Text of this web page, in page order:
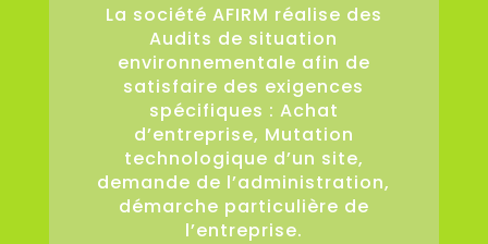
La société AFIRM réalise des
Audits de situation
environnementale afin de
satisfaire des exigences
spécifiques : Achat
d’entreprise, Mutation
technologique d’un site,
demande de l’administration,
démarche particulière de
l’entreprise.